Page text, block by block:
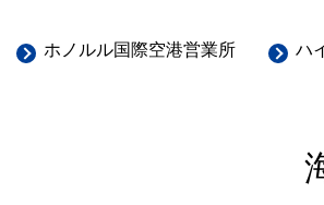
ホノルル国際空港営業所 ハ